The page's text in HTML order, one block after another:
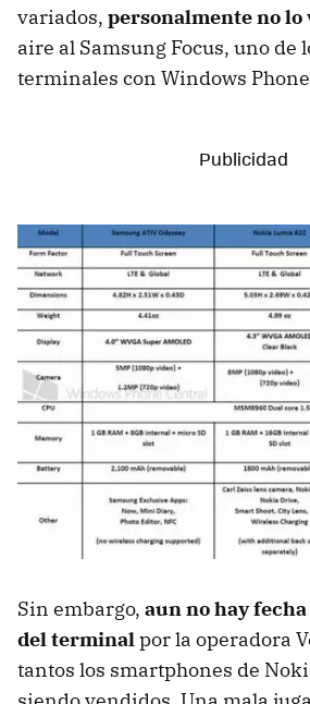
variados, personalmente no lo
aire al Samsung Focus, uno de
terminales con Windows
Sin embargo, aun no hay
del terminalpor la operadora
tantos los smartphones de